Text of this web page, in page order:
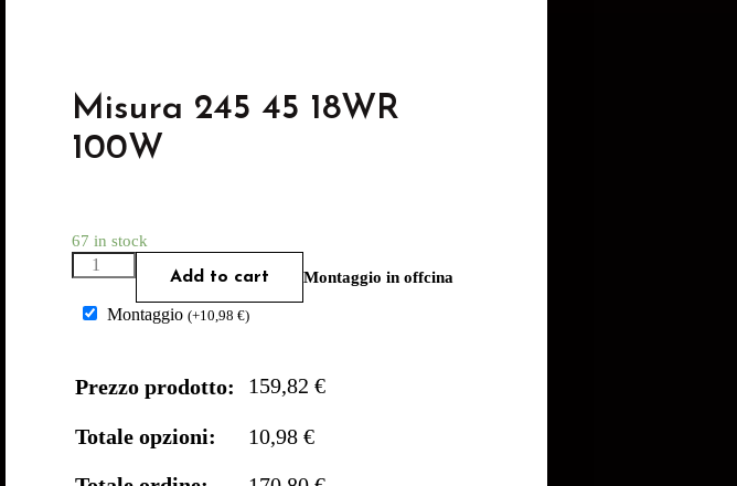
Misura 245 45 18WR
100W
67 in stock
Add to cart Montaggio in offcina
Montaggio (+10,98 €)
Prezzo prodotto: 159,82 €
Totale opzioni:
10,98 €